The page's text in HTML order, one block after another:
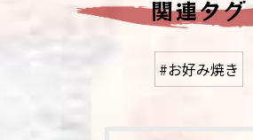
関連タグ
#お好み焼き